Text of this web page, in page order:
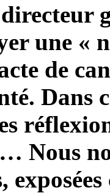
une «
de
Dans
Nous